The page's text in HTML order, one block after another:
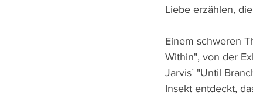
Liebe erzählen,
Einem schweren
Within", von der
Jarvis´ "Until
Insekt entdeckt,